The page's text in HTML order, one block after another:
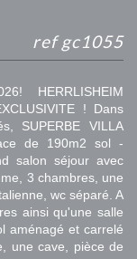
ref gc1055
HERRLISHEIM
! Dans
SUPERBE VILLA
de 190m2 sol -
salon séjour avec
3 chambres, une
wc séparé. A
ainsi qu'une salle
aménagé et carrelé
une cave, pièce de